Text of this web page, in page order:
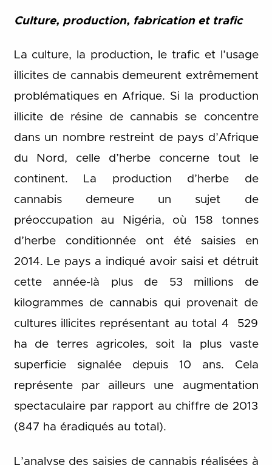
Culture, production, fabrication et trafic
La culture, la production, le trafic et l’usage
illicites de cannabis demeurent extrêmement
problématiques en Afrique. Si la production
illicite de résine de cannabis se concentre
dans un nombre restreint de pays d’Afrique
du Nord, celle d’herbe concerne tout le
continent. La production d’herbe de
cannabis demeure un sujet de
préoccupation au Nigéria, où 158 tonnes
d’herbe conditionnée ont été saisies en
2014. Le pays a indiqué avoir saisi et détruit
cette année-là plus de 53 millions de
kilogrammes de cannabis qui provenait de
cultures illicites représentant au total 4 529
ha de terres agricoles, soit la plus vaste
superficie signalée depuis 10 ans. Cela
représente par ailleurs une augmentation
spectaculaire par rapport au chiffre de 2013
(847 ha éradiqués au total).
L’analyse des saisies de cannabis réalisées à